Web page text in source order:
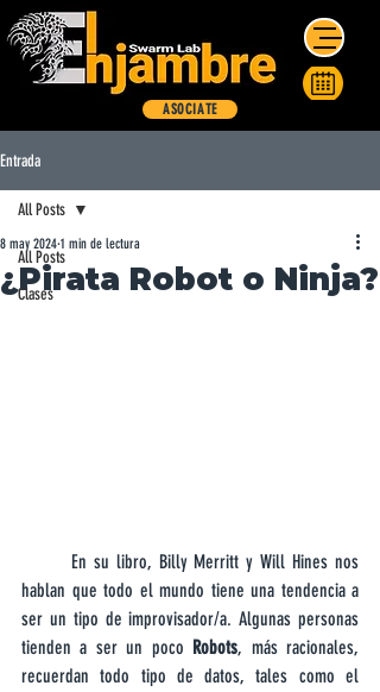
ASOCIATE
Entrada
All Posts
Clases
All Posts
¿Pirata Robot o Ninja?
8 may 2024 1 min de lectura
hablan que todo el mundo tiene una tendencia a
ser un tipo de improvisador/a. Algunas personas
tienden a ser un poco Robots, más racionales,
recuerdan todo tipo de datos, tales como el